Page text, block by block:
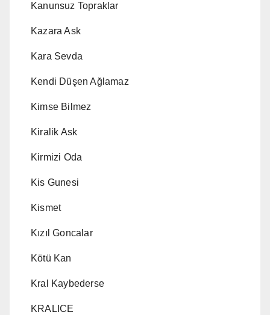
Kanunsuz Topraklar
Kazara Ask
Kara Sevda
Kendi Düşen Ağlamaz
Kimse Bilmez
Kiralik Ask
Kirmizi Oda
Kis Gunesi
Kismet
Kızıl Goncalar
Kötü Kan
Kral Kaybederse
KRALICE